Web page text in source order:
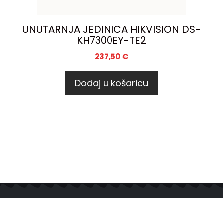
UNUTARNJA JEDINICA HIKVISION DS-
KH7300EY-TE2
237,50€
Dodaj u košaricu